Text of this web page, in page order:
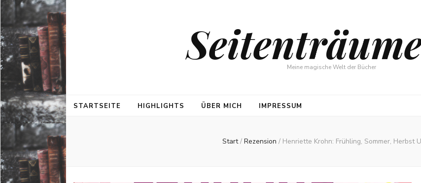
Meine magische Welt der Bücher
STARTSEITE HIGHLIGHTS ÜBER MICH IMPRESSUM
Start / Rezension / Henriette Krohn: Frühling, Sommer, Herbst